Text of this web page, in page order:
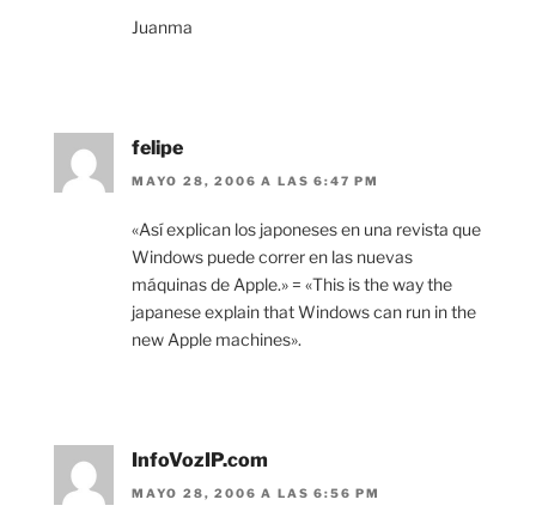
Juanma
felipe
MAYO 28, 2006 A LAS 6:47 PM
«Así explican los japoneses en una revista que
Windows puede correr en las nuevas
máquinas de Apple.» = «This is the way the
japanese explain that Windows can run in the
new Apple machines».
InfoVozIP.com
MAYO 28, 2006 A LAS 6:56 PM